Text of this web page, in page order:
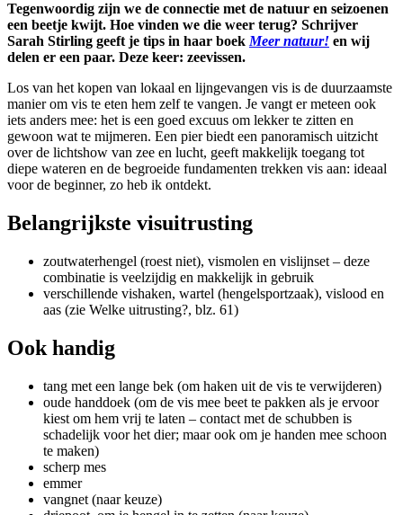
Tegenwoordig zijn we de connectie met de natuur en seizoenen
een beetje kwijt. Hoe vinden we die weer terug? Schrijver
Sarah Stirling geeft je tips in haar boek Meer natuur! en wij
delen er een paar. Deze keer: zeevissen.
Los van het kopen van lokaal en lijngevangen vis is de duurzaamste
manier om vis te eten hem zelf te vangen. Je vangt er meteen ook
iets anders mee: het is een goed excuus om lekker te zitten en
gewoon wat te mijmeren. Een pier biedt een panoramisch uitzicht
over de lichtshow van zee en lucht, geeft makkelijk toegang tot
diepe wateren en de begroeide fundamenten trekken vis aan: ideaal
voor de beginner, zo heb ik ontdekt.
Belangrijkste visuitrusting
zoutwaterhengel (roest niet), vismolen en vislijnset – deze
combinatie is veelzijdig en makkelijk in gebruik
verschillende vishaken, wartel (hengelsportzaak), vislood en
aas (zie Welke uitrusting?, blz. 61)
Ook handig
tang met een lange bek (om haken uit de vis te verwijderen)
oude handdoek (om de vis mee beet te pakken als je ervoor
kiest om hem vrij te laten – contact met de schubben is
schadelijk voor het dier; maar ook om je handen mee schoon
te maken)
scherp mes
emmer
vangnet (naar keuze)